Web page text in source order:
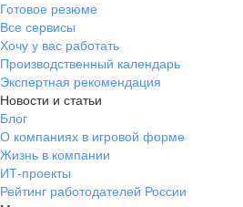
Готовое резюме
Все сервисы
Хочу у вас работать
Производственный календарь
Экспертная рекомендация
Новости и статьи
Блог
О компаниях в игровой форме
Жизнь в компании
ИТ-проекты
Рейтинг работодателей России